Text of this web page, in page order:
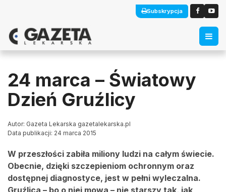
Subskrypcja
24 marca – Światowy
Dzień Gruźlicy
Autor: Gazeta Lekarska gazetalekarska.pl
Data publikacji: 24 marca 2015
W przeszłości zabiła miliony ludzi na całym świecie.
Obecnie, dzięki szczepieniom ochronnym oraz
dostępnej diagnostyce, jest w pełni wyleczalna.
Gruźlica – bo o niej mowa – nie starszy tak, jak